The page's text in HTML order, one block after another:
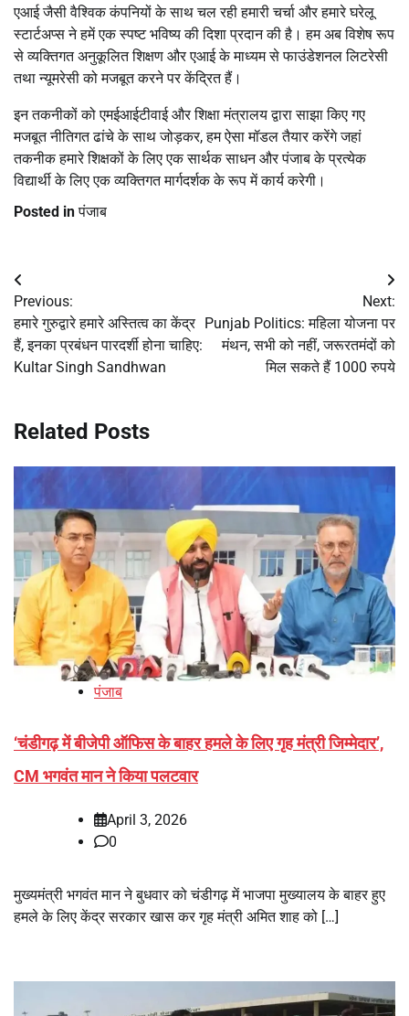
एआई जैसी वैश्विक कंपनियों के साथ चल रही हमारी चर्चा और हमारे घरेलू
स्टार्टअप्स ने हमें एक स्पष्ट भविष्य की दिशा प्रदान की है। हम अब विशेष रूप
से व्यक्तिगत अनुकूलित शिक्षण और एआई के माध्यम से फाउंडेशनल लिटरेसी
तथा न्यूमरेसी को मजबूत करने पर केंद्रित हैं।
इन तकनीकों को एमईआईटीवाई और शिक्षा मंत्रालय द्वारा साझा किए गए
मजबूत नीतिगत ढांचे के साथ जोड़कर, हम ऐसा मॉडल तैयार करेंगे जहां
तकनीक हमारे शिक्षकों के लिए एक सार्थक साधन और पंजाब के प्रत्येक
विद्यार्थी के लिए एक व्यक्तिगत मार्गदर्शक के रूप में कार्य करेगी।
Posted inपंजाब
Post
navigation
Previous:
हमारे गुरुद्वारे हमारे अस्तित्व का केंद्र
हैं, इनका प्रबंधन पारदर्शी होना चाहिए:
Kultar Singh Sandhwan
Next:
Punjab Politics: महिला योजना पर
मंथन, सभी को नहीं, जरूरतमंदों को
मिल सकते हैं 1000 रुपये
Related Posts
पंजाब
‘चंडीगढ़ में बीजेपी ऑफिस के बाहर हमले के लिए गृह मंत्री जिम्मेदार’,
CM भगवंत मान ने किया पलटवार
April 3, 2026
0
मुख्यमंत्री भगवंत मान ने बुधवार को चंडीगढ़ में भाजपा मुख्यालय के बाहर हुए
हमले के लिए केंद्र सरकार खास कर गृह मंत्री अमित शाह को […]